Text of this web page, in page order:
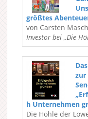
größtes
von Carsten
Investor bei „Die
zur
h Unternehmen
Die Höhle der